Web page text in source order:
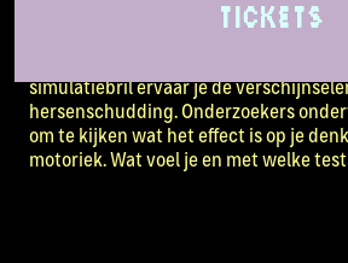
TICKETS
lange termijn. ‘Operation Head-Bang’
simulatiebril ervaar je de
hersenschudding. Onderzoekers
om te kijken wat het effect is op je
motoriek. Wat voel je en met welke